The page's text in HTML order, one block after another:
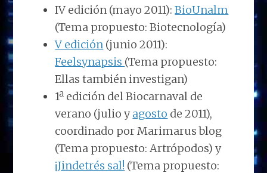
IV edición (mayo 2011):BioUnalm
(Tema propuesto: Biotecnología)
V edición (junio 2011):
Feelsynapsis (Tema propuesto:
Ellas también investigan)
1ª edición del Biocarnaval de
verano (julio yagosto de 2011),
coordinado por Marimarus blog
(Tema propuesto: Artrópodos) y
¡Jindetrés sal! (Tema propuesto: